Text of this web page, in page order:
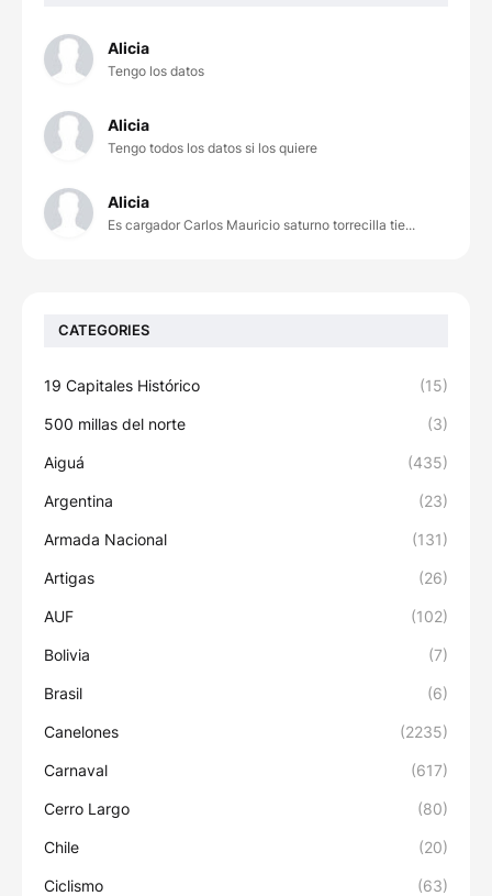
Alicia
Tengo los datos
Alicia
Tengo todos los datos si los quiere
Alicia
Es cargador Carlos Mauricio saturno torrecilla tie...
CATEGORIES
19 Capitales Histórico (15)
500 millas del norte (3)
Aiguá (435)
Argentina (23)
Armada Nacional (131)
Artigas (26)
AUF (102)
Bolivia (7)
Brasil (6)
Canelones (2235)
Carnaval (617)
Cerro Largo (80)
Chile (20)
Ciclismo (63)